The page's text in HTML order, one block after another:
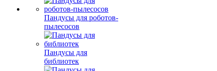
Пандусы для роботов-
пылесосов
Пандусы для
библиотек